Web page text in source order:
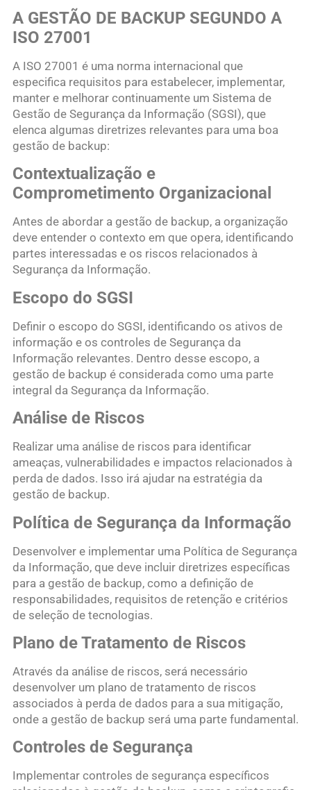
A GESTÃO DE BACKUP SEGUNDO A
ISO 27001
A ISO 27001 é uma norma internacional que
especifica requisitos para estabelecer, implementar,
manter e melhorar continuamente um Sistema de
Gestão de Segurança da Informação (SGSI), que
elenca algumas diretrizes relevantes para uma boa
gestão de backup:
Contextualização e
Comprometimento Organizacional
Antes de abordar a gestão de backup, a organização
deve entender o contexto em que opera, identificando
partes interessadas e os riscos relacionados à
Segurança da Informação.
Escopo do SGSI
Definir o escopo do SGSI, identificando os ativos de
informação e os controles de Segurança da
Informação relevantes. Dentro desse escopo, a
gestão de backup é considerada como uma parte
integral da Segurança da Informação.
Análise de Riscos
Realizar uma análise de riscos para identificar
ameaças, vulnerabilidades e impactos relacionados à
perda de dados. Isso irá ajudar na estratégia da
gestão de backup.
Política de Segurança da Informação
Desenvolver e implementar uma Política de Segurança
da Informação, que deve incluir diretrizes específicas
para a gestão de backup, como a definição de
responsabilidades, requisitos de retenção e critérios
de seleção de tecnologias.
Plano de Tratamento de Riscos
Através da análise de riscos, será necessário
desenvolver um plano de tratamento de riscos
associados à perda de dados para a sua mitigação,
onde a gestão de backup será uma parte fundamental.
Controles de Segurança
Implementar controles de segurança específicos